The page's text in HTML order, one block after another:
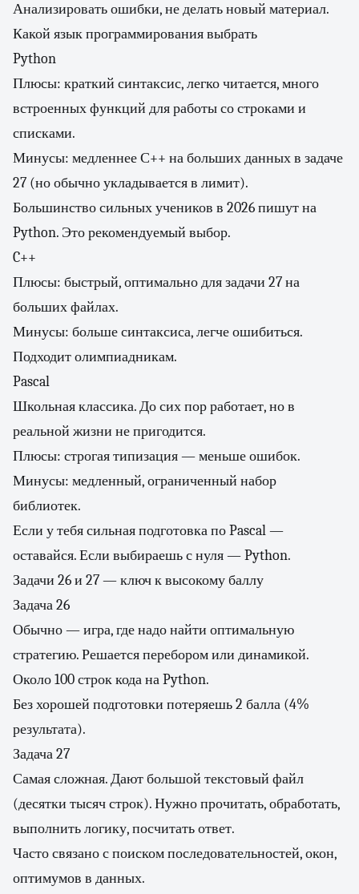
Анализировать ошибки, не делать новый материал.
Какой язык программирования выбрать
Python
Плюсы: краткий синтаксис, легко читается, много
встроенных функций для работы со строками и
списками.
Минусы: медленнее С++ на больших данных в задаче
27 (но обычно укладывается в лимит).
Большинство сильных учеников в 2026 пишут на
Python. Это рекомендуемый выбор.
C++
Плюсы: быстрый, оптимально для задачи 27 на
больших файлах.
Минусы: больше синтаксиса, легче ошибиться.
Подходит олимпиадникам.
Pascal
Школьная классика. До сих пор работает, но в
реальной жизни не пригодится.
Плюсы: строгая типизация — меньше ошибок.
Минусы: медленный, ограниченный набор
библиотек.
Если у тебя сильная подготовка по Pascal —
оставайся. Если выбираешь с нуля — Python.
Задачи 26 и 27 — ключ к высокому баллу
Задача 26
Обычно — игра, где надо найти оптимальную
стратегию. Решается перебором или динамикой.
Около 100 строк кода на Python.
Без хорошей подготовки потеряешь 2 балла (4%
результата).
Задача 27
Самая сложная. Дают большой текстовый файл
(десятки тысяч строк). Нужно прочитать, обработать,
выполнить логику, посчитать ответ.
Часто связано с поиском последовательностей, окон,
оптимумов в данных.